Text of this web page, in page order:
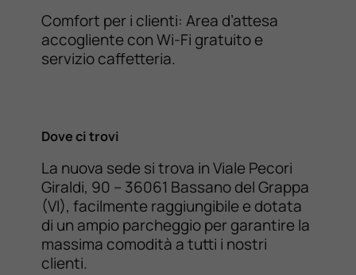
Comfort per i clienti: Area d’attesa
accogliente con Wi-Fi gratuito e
servizio caffetteria.
Dove ci trovi
La nuova sede si trova in Viale Pecori
Giraldi, 90 – 36061 Bassano del Grappa
(VI), facilmente raggiungibile e dotata
di un ampio parcheggio per garantire la
massima comodità a tutti i nostri
clienti.